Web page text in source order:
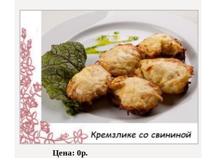
Цена: 0р.